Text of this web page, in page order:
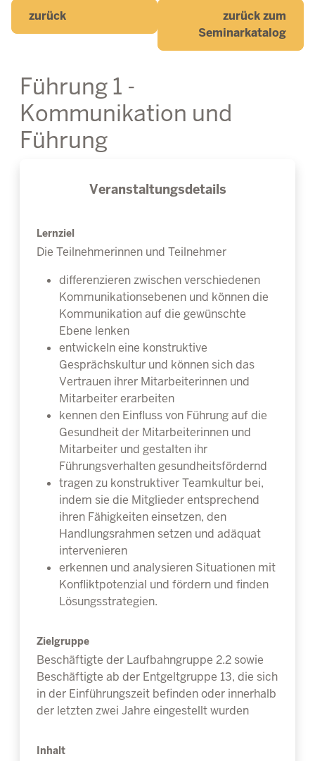
zurück
zurück zum
Seminarkatalog
Führung 1 -
Kommunikation und
Führung
Veranstaltungsdetails
Lernziel
Die Teilnehmerinnen und Teilnehmer
differenzieren zwischen verschiedenen
Kommunikationsebenen und können die
Kommunikation auf die gewünschte
Ebene lenken
entwickeln eine konstruktive
Gesprächskultur und können sich das
Vertrauen ihrer Mitarbeiterinnen und
Mitarbeiter erarbeiten
kennen den Einfluss von Führung auf die
Gesundheit der Mitarbeiterinnen und
Mitarbeiter und gestalten ihr
Führungsverhalten gesundheitsfördernd
tragen zu konstruktiver Teamkultur bei,
indem sie die Mitglieder entsprechend
ihren Fähigkeiten einsetzen, den
Handlungsrahmen setzen und adäquat
intervenieren
erkennen und analysieren Situationen mit
Konfliktpotenzial und fördern und finden
Lösungsstrategien.
Zielgruppe
Beschäftigte der Laufbahngruppe 2.2 sowie
Beschäftigte ab der Entgeltgruppe 13, die sich
in der Einführungszeit befinden oder innerhalb
der letzten zwei Jahre eingestellt wurden
Inhalt